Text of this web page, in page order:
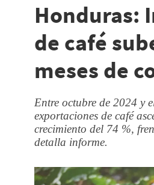
Honduras:
de café
meses de
Entre octubre de 2024 y
exportaciones de café
crecimiento del 74 %,
detalla informe.